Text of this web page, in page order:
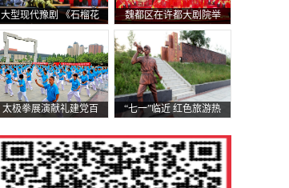
大型现代豫剧 《石榴花
开》汇报演出 在许都大
剧院举行
魏都区在许都大剧院举
行庆祝建党100周年歌咏
比赛
太极拳展演献礼建党百
“七一”临近 红色旅游热